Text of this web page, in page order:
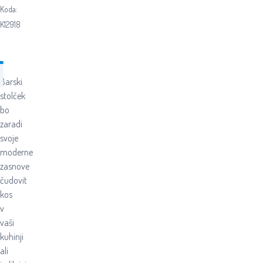
Koda:
K12918
Barski
stolček
bo
zaradi
svoje
moderne
zasnove
čudovit
kos
v
vaši
kuhinji
ali